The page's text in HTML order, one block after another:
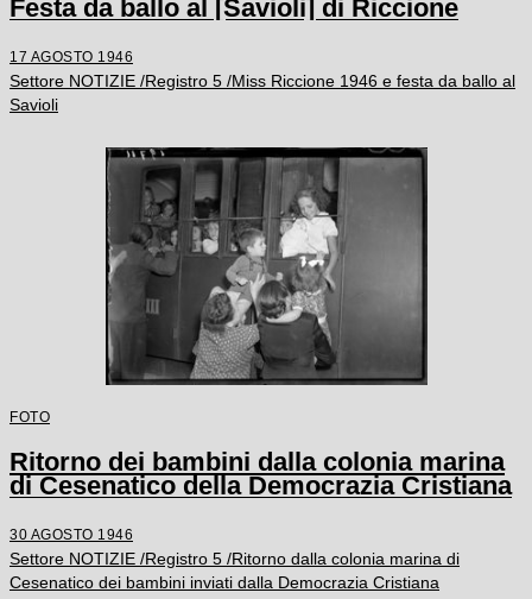
Festa da ballo al [Savioli] di Riccione
17 AGOSTO 1946
Settore NOTIZIE /Registro 5 /Miss Riccione 1946 e festa da ballo al
Savioli
FOTO
Ritorno dei bambini dalla colonia marina
di Cesenatico della Democrazia Cristiana
30 AGOSTO 1946
Settore NOTIZIE /Registro 5 /Ritorno dalla colonia marina di
Cesenatico dei bambini inviati dalla Democrazia Cristiana